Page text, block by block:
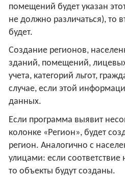
помещений будет указан
не должно различаться), то
будет.
Создание регионов,
зданий, помещений,
учета, категорий льгот,
случае, если этой
данных.
Если программа выявит
колонке «Регион», будет
регион. Аналогично с
улицами: если соответствие
то объекты будут созданы.